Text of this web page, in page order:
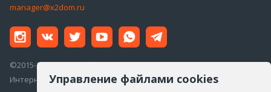
manager@x2dom.ru
©2015-2026 ООО «ДаблДом»
Интернет-магазин инженерной сантехники
Управление файлами cookies